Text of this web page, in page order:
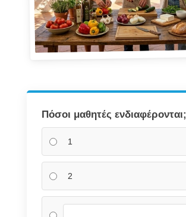
Πόσοι μαθητές ενδιαφέρονται;
1
2